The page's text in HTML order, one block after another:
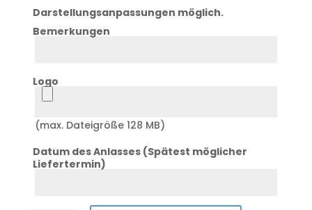
Darstellungsanpassungen möglich.
Bemerkungen
Bemerkung
Logo
Logo
(max. Dateigröße 128 MB)
Datum des Anlasses (Spätest möglicher
Liefertermin)